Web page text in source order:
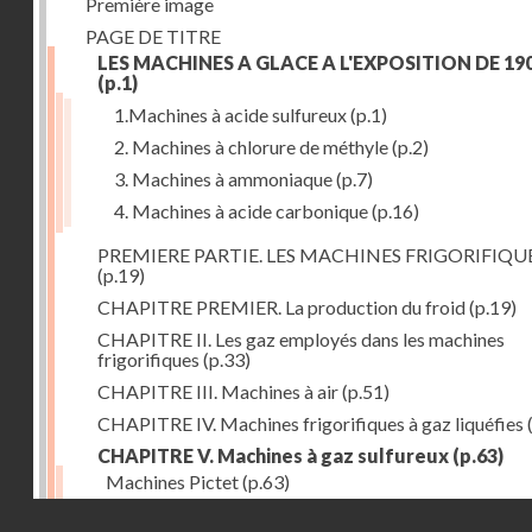
PAGE DE TITRE
LES MACHINES A GLACE A L'EXPOSITION DE
(p.1)
1.Machines à acide sulfureux(p.1)
2. Machines à chlorure de méthyle(p.2)
3. Machines à ammoniaque(p.7)
4. Machines à acide carbonique(p.16)
PREMIERE PARTIE. LES MACHINES
(p.19)
CHAPITRE PREMIER. La production du froid(p.19)
CHAPITRE II. Les gaz employés dans les machines
frigorifiques (p.33)
CHAPITRE III. Machines à air(p.51)
CHAPITRE IV. Machines frigorifiques à gaz liquéfies
CHAPITRE V. Machines à gaz sulfureux (p.63)
Machines Pictet(p.63)